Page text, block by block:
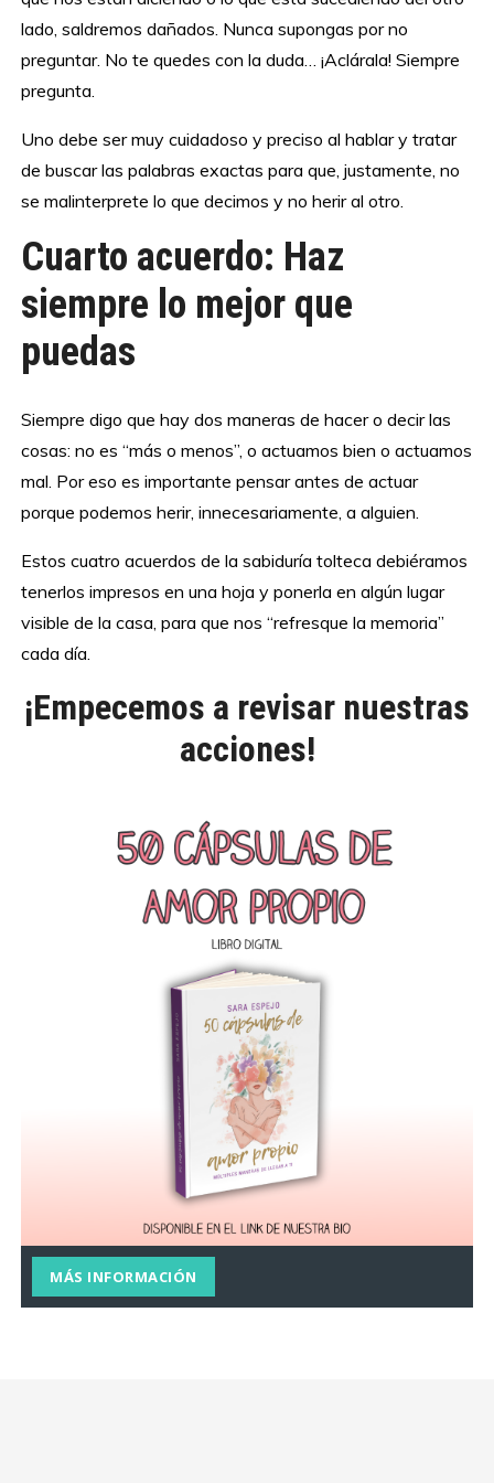
lado, saldremos dañados. Nunca supongas por no
preguntar. No te quedes con la duda… ¡Aclárala! Siempre
pregunta.
Uno debe ser muy cuidadoso y preciso al hablar y tratar
de buscar las palabras exactas para que, justamente, no
se malinterprete lo que decimos y no herir al otro.
Cuarto acuerdo: Haz
siempre lo mejor que
puedas
Siempre digo que hay dos maneras de hacer o decir las
cosas: no es “más o menos”, o actuamos bien o actuamos
mal. Por eso es importante pensar antes de actuar
porque podemos herir, innecesariamente, a alguien.
Estos cuatro acuerdos de la sabiduría tolteca debiéramos
tenerlos impresos en una hoja y ponerla en algún lugar
visible de la casa, para que nos “refresque la memoria”
cada día.
¡Empecemos a revisar nuestras
acciones!
MÁS INFORMACIÓN